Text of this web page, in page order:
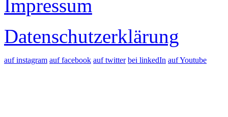
Impressum
Datenschutzerklärung
auf instagram auf facebook auf twitter bei linkedIn auf Youtube